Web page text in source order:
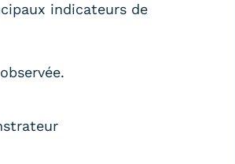
indicateurs de